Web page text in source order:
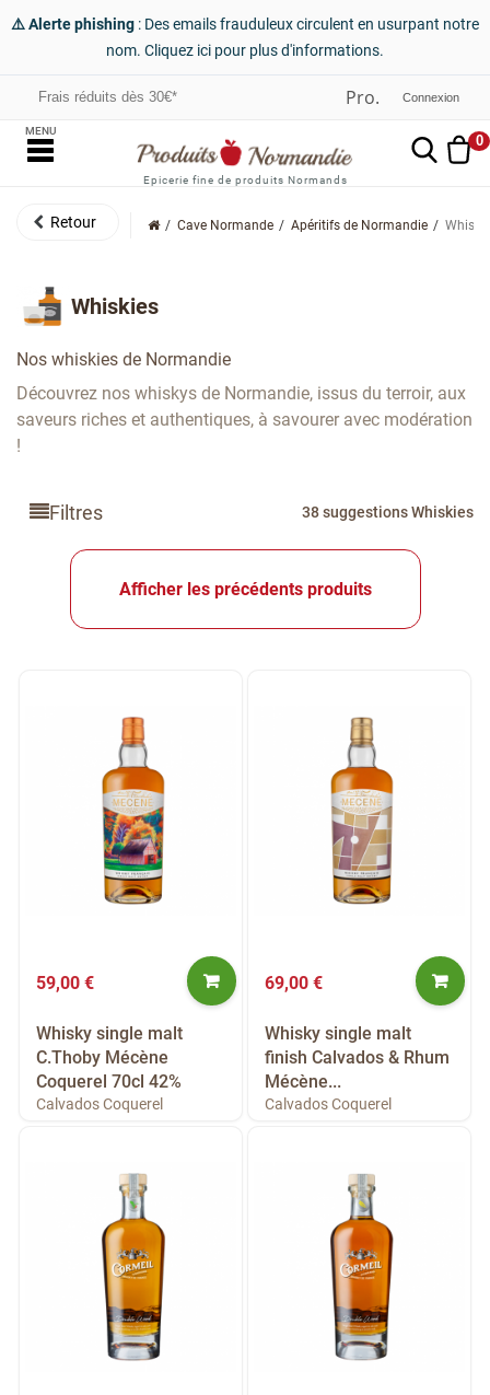
⚠️ Alerte phishing : Des emails frauduleux circulent en usurpant notre
nom. Cliquez ici pour plus d'informations.
Frais réduits dès 30€* Connexion
Epicerie fine de produits Normands
0
MENU
Cave Normande Apéritifs de Normandie
Whiskies
Nos whiskies de Normandie
Découvrez nos whiskys de Normandie, issus du terroir, aux
saveurs riches et authentiques, à savourer avec modération
!
Filtres 38 suggestions Whiskies
Afficher les précédents produits
59,00 €
Whisky single malt
C.Thoby Mécène
Coquerel 70cl 42%
Calvados Coquerel
69,00 €
Whisky single malt
finish Calvados & Rhum
Mécène...
Calvados Coquerel